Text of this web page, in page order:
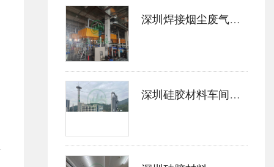
深圳焊接烟尘废气处理
深圳硅胶材料车间真空泵废气处理案例